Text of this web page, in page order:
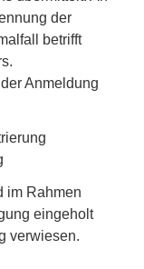
der
betrifft
Anmeldung
im Rahmen
eingeholt
verwiesen.